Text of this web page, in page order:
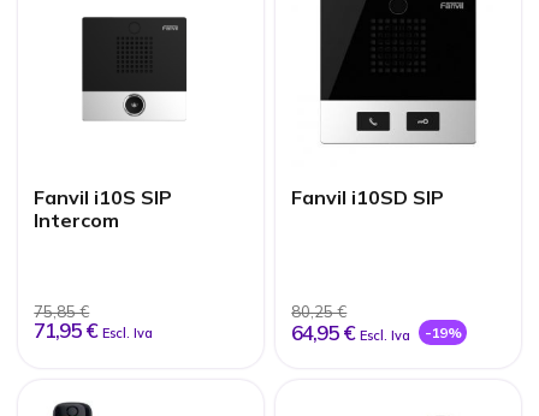
Fanvil i10S SIP
Intercom
75,85 €
71,95 € Escl. Iva
Fanvil i10SD SIP
80,25 €
64,95 € Escl. Iva -19%